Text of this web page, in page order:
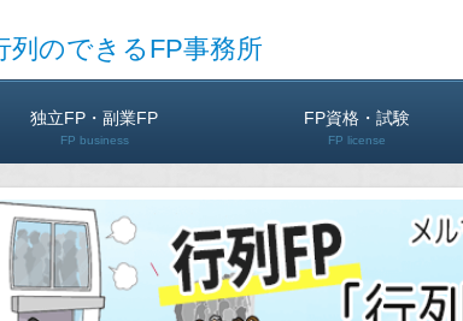
列のできるFP事務所
独立FP・副業FP
FP business
FP資格・試験
FP license